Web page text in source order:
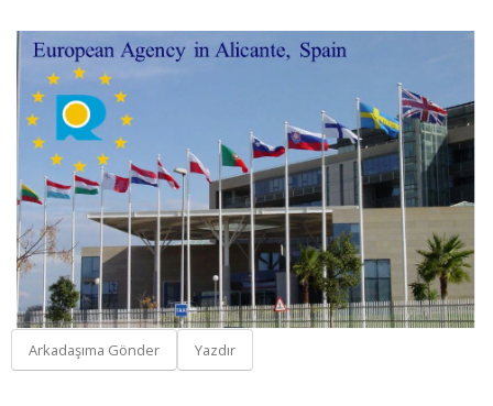
Arkadaşıma Gönder Yazdır